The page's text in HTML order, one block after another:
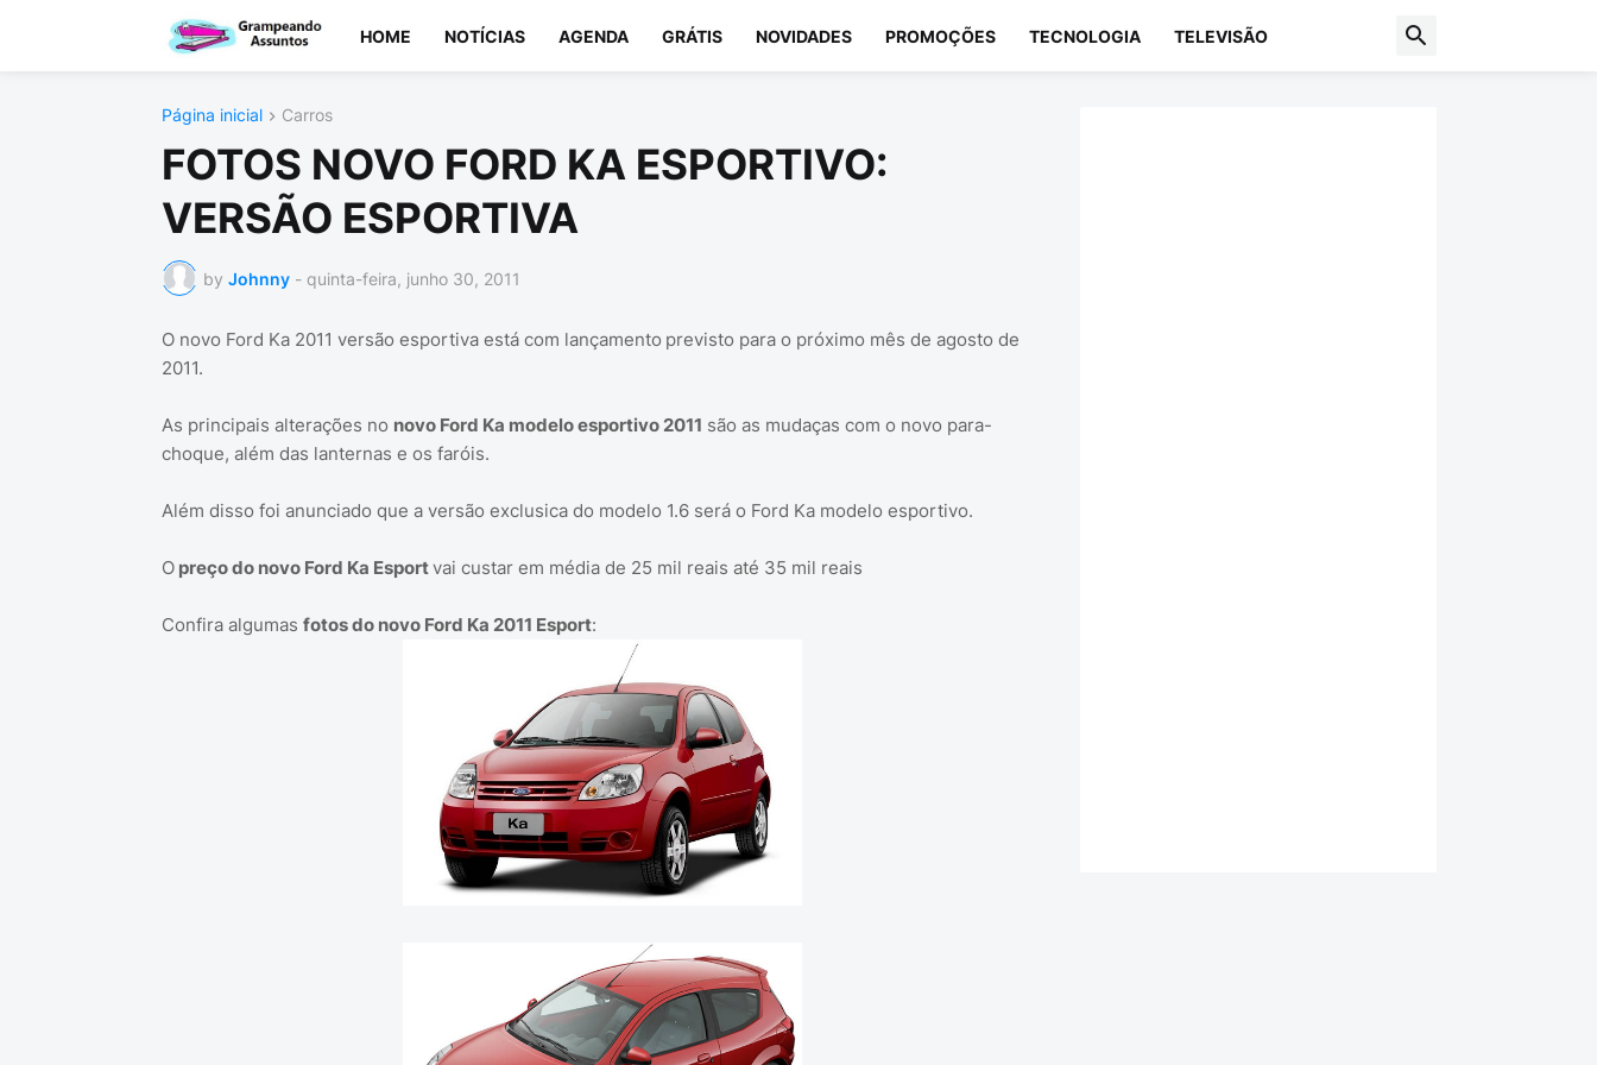
HOME NOTÍCIAS AGENDA GRÁTIS NOVIDADES PROMOÇÕES TECNOLOGIA TELEVISÃO
Página inicial Carros
FOTOS NOVO FORD KA ESPORTIVO:
VERSÃO ESPORTIVA
by Johnny - quinta-feira, junho 30, 2011
O novo Ford Ka 2011 versão esportiva está com lançamento previsto para o próximo mês de agosto de
2011.
As principais alterações no novo Ford Ka modelo esportivo 2011 são as mudaças com o novo para-
choque, além das lanternas e os faróis.
Além disso foi anunciado que a versão exclusica do modelo 1.6 será o Ford Ka modelo esportivo.
Opreço do novo Ford Ka Esportvai custar em média de 25 mil reais até 35 mil reais
Confira algumas fotos do novo Ford Ka 2011 Esport: